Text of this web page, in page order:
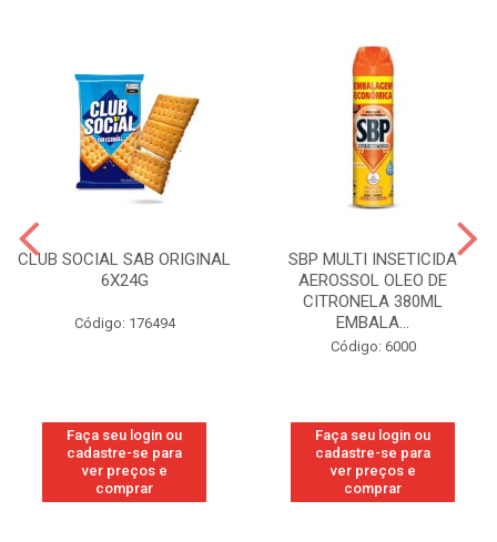
CLUB SOCIAL SAB ORIGINAL
6X24G
Código: 176494
Faça seu login ou
cadastre-se para
ver preços e
comprar
SBP MULTI INSETICIDA
AEROSSOL OLEO DE
CITRONELA 380ML
EMBALA...
Código: 6000
Faça seu login ou
cadastre-se para
ver preços e
comprar